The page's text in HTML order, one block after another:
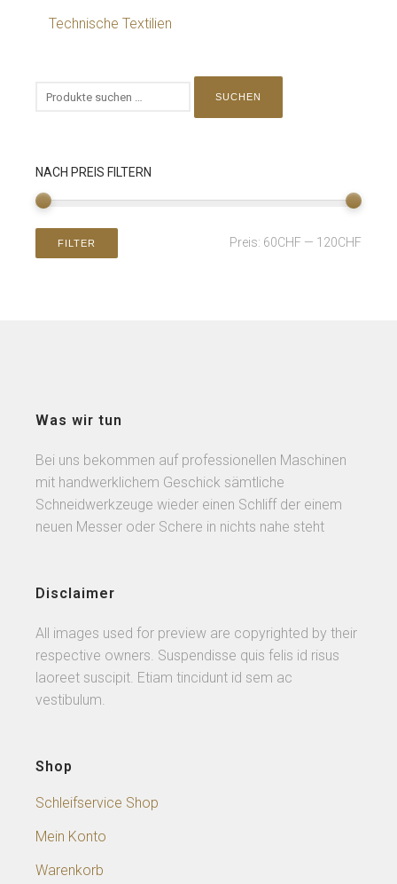
Technische Textilien
SUCHEN
NACH PREIS FILTERN
FILTER Preis: 60CHF — 120CHF
Was wir tun
Bei uns bekommen auf professionellen Maschinen
mit handwerklichem Geschick sämtliche
Schneidwerkzeuge wieder einen Schliff der einem
neuen Messer oder Schere in nichts nahe steht
Disclaimer
All images used for preview are copyrighted by their
respective owners. Suspendisse quis felis id risus
laoreet suscipit. Etiam tincidunt id sem ac
vestibulum.
Shop
Schleifservice Shop
Mein Konto
Warenkorb